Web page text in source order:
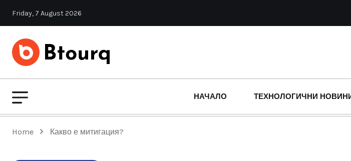
Friday, 7 August 2026
НАЧАЛО ТЕХНОЛОГИЧНИ
Home Какво е митигация?